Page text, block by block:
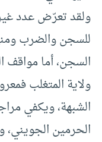
ولقد تعرّض عدد غير
للسجن والضرب
السجن، أما مواقف
ولاية المتغلب
الشبهة، ويكفي
الحرمين الجويني،